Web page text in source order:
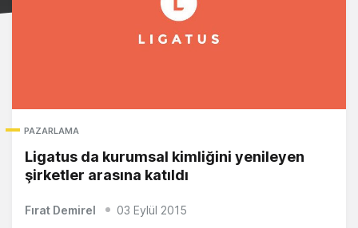
PAZARLAMA
Ligatus da kurumsal kimliğini yenileyen
şirketler arasına katıldı
Fırat Demirel 03 Eylül 2015